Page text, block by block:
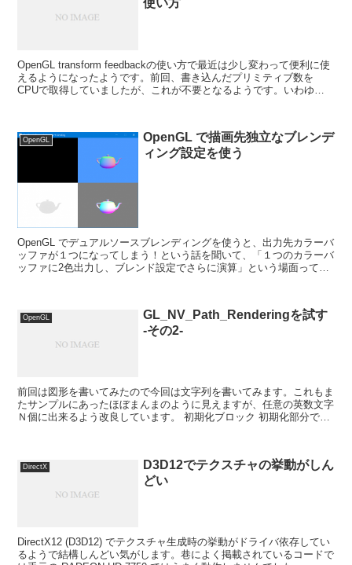
使い方
OpenGL transform feedbackの使い方で最近は少し変わって便利に使
えるようになったようです。前回、書き込んだプリミティブ数を
CPUで取得していましたが、これが不要となるようです。いわゆる
OpenGL
OpenGL で描画先独立なブレンデ
ィング設定を使う
OpenGL でデュアルソースブレンディングを使うと、出力先カラーバ
ッファが１つになってしまう！という話を聞いて、「１つのカラーバ
ッファに2色出力し、ブレンド設定でさらに演算」という場面ってど
OpenGL
GL_NV_Path_Renderingを試す
-その2-
前回は図形を書いてみたので今回は文字列を書いてみます。これもま
たサンプルにあったほぼまんまのように見えますが、任意の英数文字
Ｎ個に出来るよう改良しています。 初期化ブロック 初期化部分で
DirectX
D3D12でテクスチャの挙動がしん
どい
DirectX12 (D3D12) でテクスチャ生成時の挙動がドライバ依存してい
るようで結構しんどい気がします。巷によく掲載されているコードで